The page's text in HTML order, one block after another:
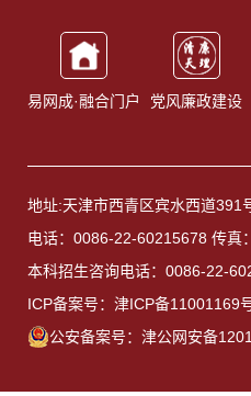
易网成·融合门户 党风廉政建设
地址:天津市西青区宾水西道391
电话：0086-22-60215678 传真
本科招生咨询电话：0086-22-
ICP备案号：津ICP备11001169
公安备案号：津公网安备